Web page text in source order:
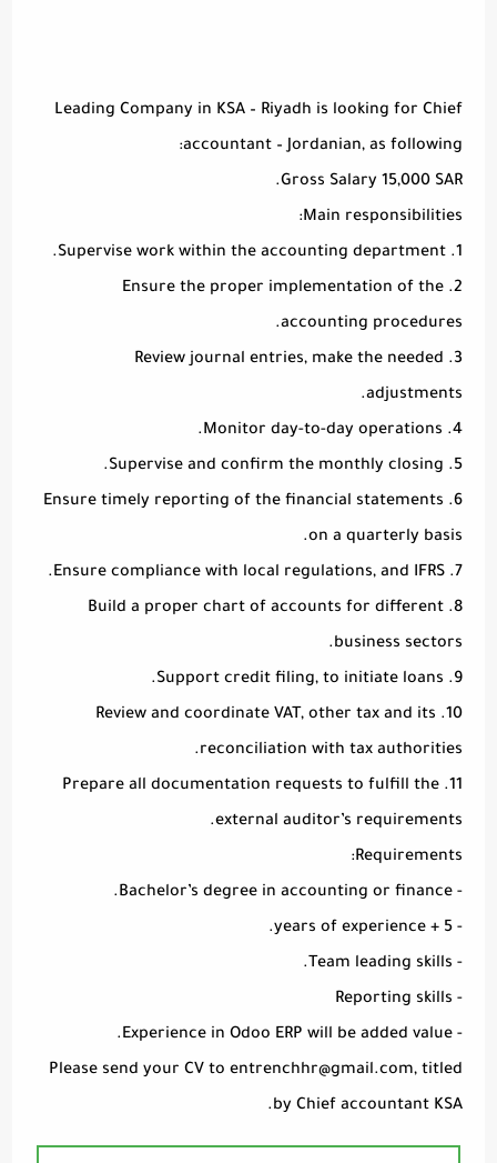
Leading Company in KSA – Riyadh is looking for Chief
accountant – Jordanian, as following:
Gross Salary 15,000 SAR.
Main responsibilities:
1. Supervise work within the accounting department.
2. Ensure the proper implementation of the
accounting procedures.
3. Review journal entries, make the needed
adjustments.
4. Monitor day-to-day operations.
5. Supervise and confirm the monthly closing.
6. Ensure timely reporting of the financial statements
on a quarterly basis.
7. Ensure compliance with local regulations, and IFRS.
8. Build a proper chart of accounts for different
business sectors.
9. Support credit filing, to initiate loans.
10. Review and coordinate VAT, other tax and its
reconciliation with tax authorities.
11. Prepare all documentation requests to fulfill the
external auditor’s requirements.
Requirements:
- Bachelor’s degree in accounting or finance.
- 5 + years of experience.
- Team leading skills.
- Reporting skills
- Experience in Odoo ERP will be added value.
Please send your CV to entrenchhr@gmail.com, titled
by Chief accountant KSA.